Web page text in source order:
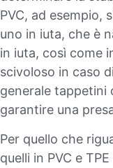
PVC, ad esempio,
uno in iuta, che è
in iuta, così come
scivoloso in caso
generale tappetini
garantire una
Per quello che
quelli in PVC e